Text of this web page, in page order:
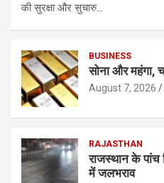
की सुरक्षा और सुचारु…
BUSINESS
सोना और महंगा,
August 7, 2026
RAJASTHAN
राजस्थान के
में जलभराव